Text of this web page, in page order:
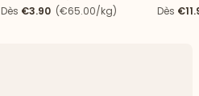
Dès €3.90 (€65.00/kg)
+25kg
Dès